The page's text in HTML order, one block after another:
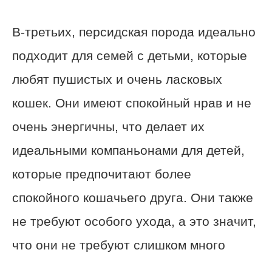
В-третьих, персидская порода идеально
подходит для семей с детьми, которые
любят пушистых и очень ласковых
кошек. Они имеют спокойный нрав и не
очень энергичны, что делает их
идеальными компаньонами для детей,
которые предпочитают более
спокойного кошачьего друга. Они также
не требуют особого ухода, а это значит,
что они не требуют слишком много